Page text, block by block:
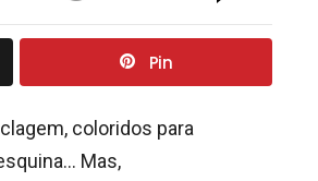
Pin
coloridos para
Mas,